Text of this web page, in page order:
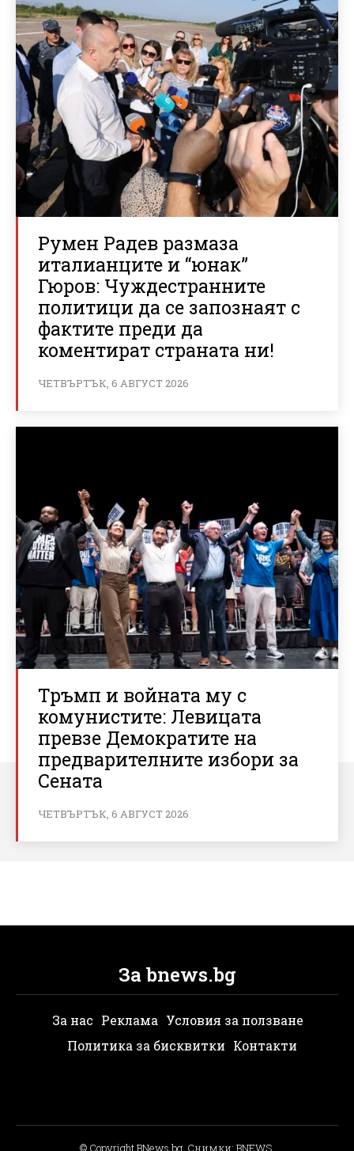
Румен Радев размаза
италианците и “юнак”
Гюров: Чуждестранните
политици да се запознаят с
фактите преди да
коментират страната ни!
ЧЕТВЪРТЪК, 6 АВГУСТ 2026
Тръмп и войната му с
комунистите: Левицата
превзе Демократите на
предварителните избори за
Сената
ЧЕТВЪРТЪК, 6 АВГУСТ 2026
За bnews.bg
За нас Реклама Условия за ползване
Политика за бисквитки Контакти
© Copyright BNews.bg, Снимки: BNEWS,